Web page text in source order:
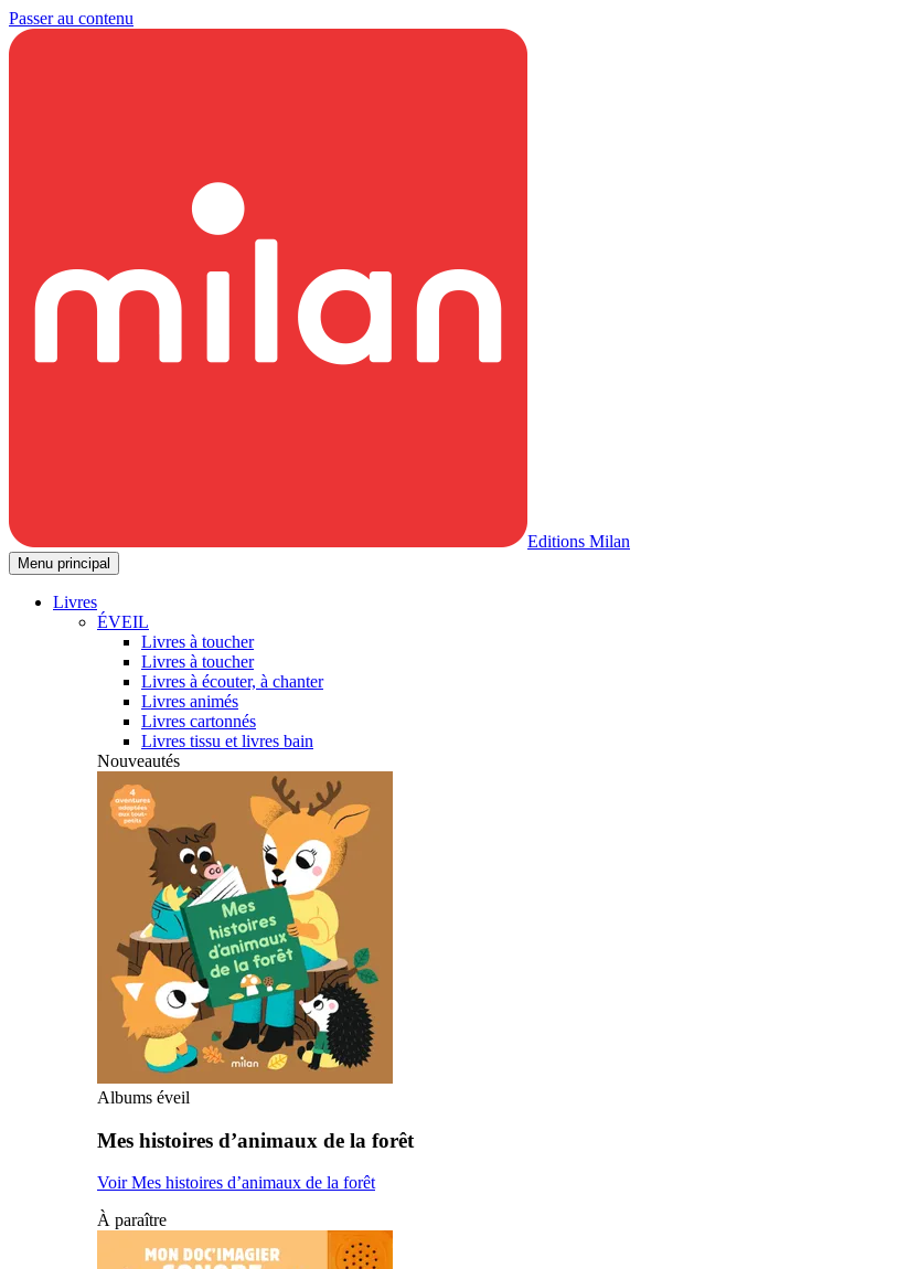
Passer au contenu
Editions Milan
Menu principal
Livres
ÉVEIL
Livres à toucher
Livres à toucher
Livres à écouter, à chanter
Livres animés
Livres cartonnés
Livres tissu et livres bain
Nouveautés
Albums éveil
Mes histoires d’animaux de la forêt
Voir Mes histoires d’animaux de la forêt
À paraître